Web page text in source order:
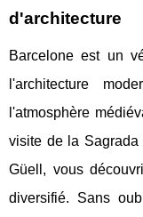
d'architecture
Barcelone est un
l'architecture
l'atmosphère
visite de la
Güell, vous
diversifié. Sans